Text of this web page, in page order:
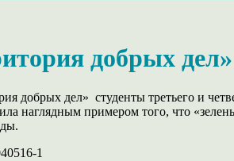
добрых дел»
добрых дел» студенты третьего и
наглядным примером того, что